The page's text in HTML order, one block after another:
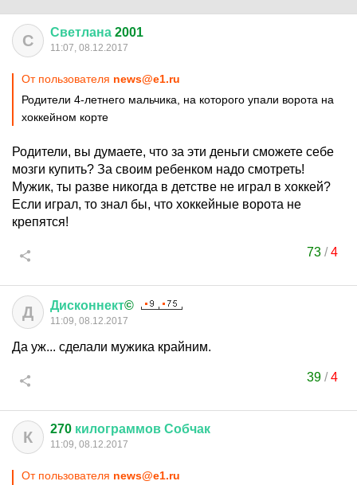
С Светлана 2001
11:07, 08.12.2017
От пользователя news@e1.ru
Родители 4-летнего мальчика, на которого упали ворота на
хоккейном корте
Родители, вы думаете, что за эти деньги сможете себе
мозги купить? За своим ребенком надо смотреть!
Мужик, ты разве никогда в детстве не играл в хоккей?
Если играл, то знал бы, что хоккейные ворота не
крепятся!
73 /4
Д Дисконнект©
11:09, 08.12.2017
Да уж... сделали мужика крайним.
39 /4
К 270 килограммов Собчак
11:09, 08.12.2017
От пользователя news@e1.ru